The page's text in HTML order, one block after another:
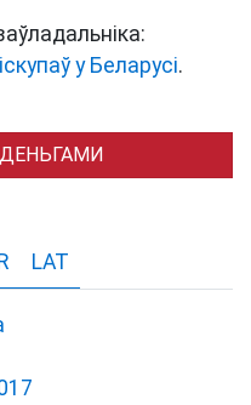
у Беларусі.
LAT